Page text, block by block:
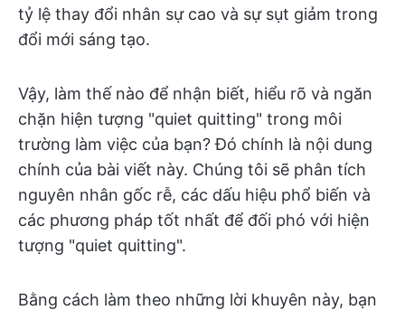
tỷ lệ thay đổi nhân sự cao và sự sụt giảm trong
đổi mới sáng tạo.
Vậy, làm thế nào để nhận biết, hiểu rõ và ngăn
chặn hiện tượng "quiet quitting" trong môi
trường làm việc của bạn? Đó chính là nội dung
chính của bài viết này. Chúng tôi sẽ phân tích
nguyên nhân gốc rễ, các dấu hiệu phổ biến và
các phương pháp tốt nhất để đối phó với hiện
tượng "quiet quitting".
Bằng cách làm theo những lời khuyên này, bạn